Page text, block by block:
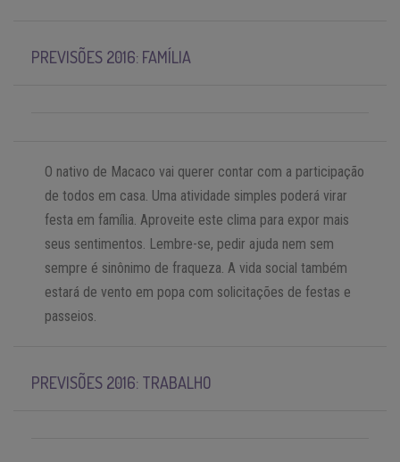
PREVISÕES 2016: FAMÍLIA
O nativo de Macaco vai querer contar com a participação
de todos em casa. Uma atividade simples poderá virar
festa em família. Aproveite este clima para expor mais
seus sentimentos. Lembre-se, pedir ajuda nem sem
sempre é sinônimo de fraqueza. A vida social também
estará de vento em popa com solicitações de festas e
passeios.
PREVISÕES 2016: TRABALHO